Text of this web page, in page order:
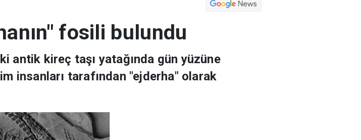
fosili bulundu
antik kireç taşı yatağında gün yüzüne
insanları tarafından "ejderha" olarak